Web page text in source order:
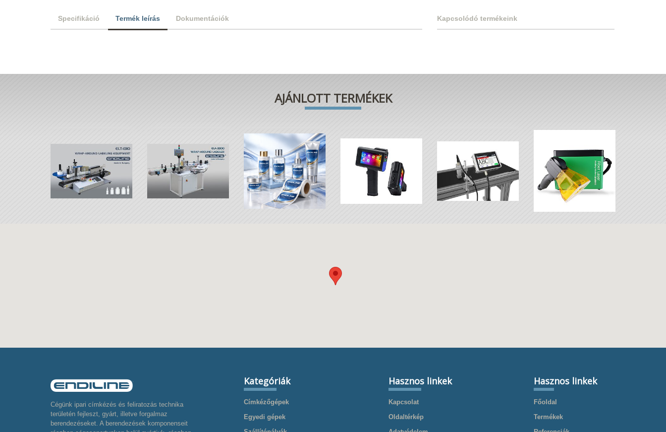
Specifikáció Termék leírás Dokumentációk Kapcsolódó termékeink
AJÁNLOTT TERMÉKEK
Cégünk ipari címkézés és feliratozás technika
területén fejleszt, gyárt, illetve forgalmaz
berendezéseket. A berendezések komponenseit
Kategóriák
Címkézőgépek
Egyedi gépek
Hasznos linkek
Kapcsolat
Oldaltérkép
Hasznos linkek
Főoldal
Termékek